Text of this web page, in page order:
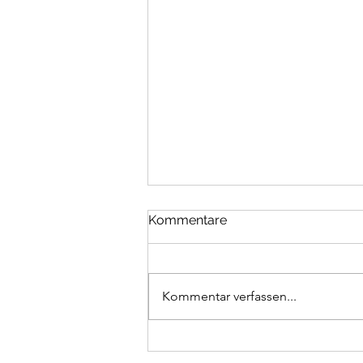
Kommentare
Kommentar verfassen...